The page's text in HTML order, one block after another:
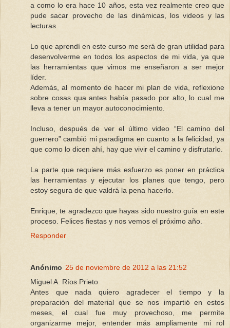
a como lo era hace 10 años, esta vez realmente creo que
pude sacar provecho de las dinámicas, los videos y las
lecturas.
Lo que aprendí en este curso me será de gran utilidad para
desenvolverme en todos los aspectos de mi vida, ya que
las herramientas que vimos me enseñaron a ser mejor
líder.
Además, al momento de hacer mi plan de vida, reflexione
sobre cosas qua antes había pasado por alto, lo cual me
lleva a tener un mayor autoconocimiento.
Incluso, después de ver el último video “El camino del
guerrero” cambió mi paradigma en cuanto a la felicidad, ya
que como lo dicen ahí, hay que vivir el camino y disfrutarlo.
La parte que requiere más esfuerzo es poner en práctica
las herramientas y ejecutar los planes que tengo, pero
estoy segura de que valdrá la pena hacerlo.
Enrique, te agradezco que hayas sido nuestro guía en este
proceso. Felices fiestas y nos vemos el próximo año.
Responder
Anónimo 25 de noviembre de 2012 a las 21:52
Miguel A. Ríos Prieto
Antes que nada quiero agradecer el tiempo y la
preparación del material que se nos impartió en estos
meses, el cual fue muy provechoso, me permite
organizarme mejor, entender más ampliamente mi rol